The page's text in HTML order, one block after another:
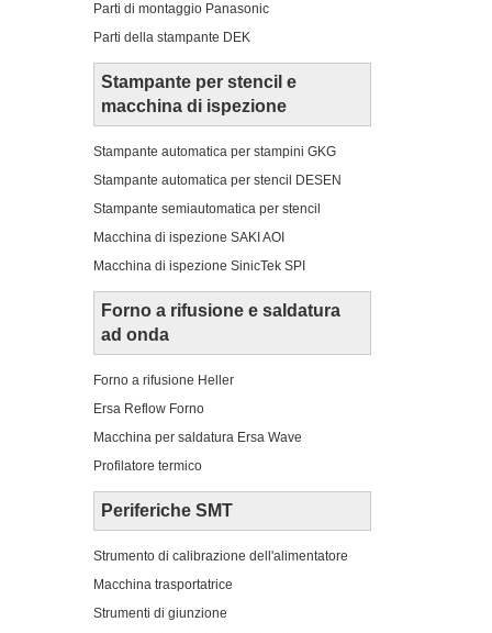
Parti di montaggio Panasonic
Parti della stampante DEK
Stampante per stencil e
macchina di ispezione
Stampante automatica per stampini GKG
Stampante automatica per stencil DESEN
Stampante semiautomatica per stencil
Macchina di ispezione SAKI AOI
Macchina di ispezione SinicTek SPI
Forno a rifusione e saldatura
ad onda
Forno a rifusione Heller
Ersa Reflow Forno
Macchina per saldatura Ersa Wave
Profilatore termico
Periferiche SMT
Strumento di calibrazione dell'alimentatore
Macchina trasportatrice
Strumenti di giunzione